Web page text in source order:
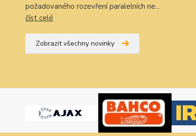
požadovaného rozevření paralelních ne...
číst celé
Zobrazit všechny novinky